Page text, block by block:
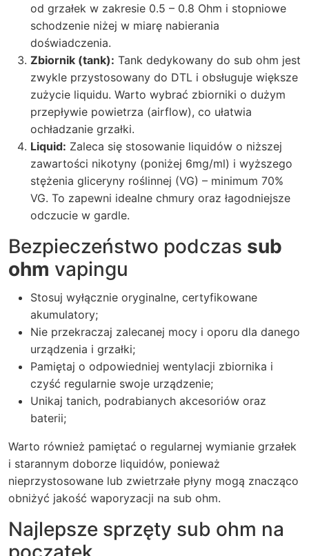
od grzałek w zakresie 0.5 – 0.8 Ohm i stopniowe
schodzenie niżej w miarę nabierania
doświadczenia.
Zbiornik (tank): Tank dedykowany do sub ohm jest
zwykle przystosowany do DTL i obsługuje większe
zużycie liquidu. Warto wybrać zbiorniki o dużym
przepływie powietrza (airflow), co ułatwia
ochładzanie grzałki.
Liquid: Zaleca się stosowanie liquidów o niższej
zawartości nikotyny (poniżej 6mg/ml) i wyższego
stężenia gliceryny roślinnej (VG) – minimum 70%
VG. To zapewni idealne chmury oraz łagodniejsze
odczucie w gardle.
Bezpieczeństwo podczas sub
ohm vapingu
Stosuj wyłącznie oryginalne, certyfikowane
akumulatory;
Nie przekraczaj zalecanej mocy i oporu dla danego
urządzenia i grzałki;
Pamiętaj o odpowiedniej wentylacji zbiornika i
czyść regularnie swoje urządzenie;
Unikaj tanich, podrabianych akcesoriów oraz
baterii;
Warto również pamiętać o regularnej wymianie grzałek
i starannym doborze liquidów, ponieważ
nieprzystosowane lub zwietrzałe płyny mogą znacząco
obniżyć jakość waporyzacji na sub ohm.
Najlepsze sprzęty sub ohm na